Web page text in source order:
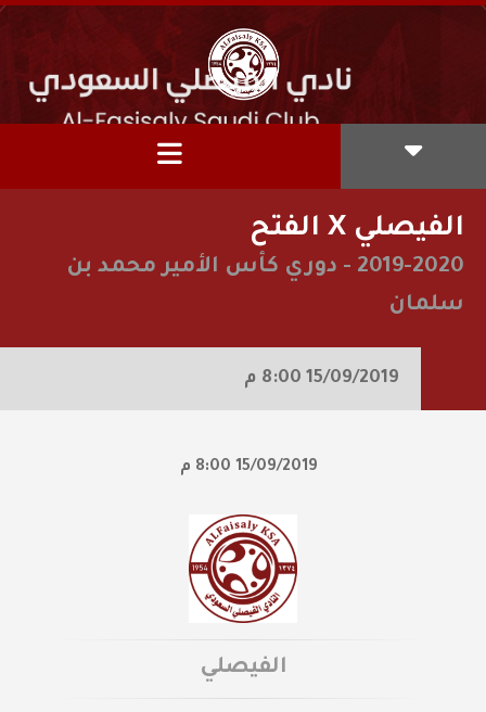
الفيصلي X الفتح
2019-2020
- دوري كأس الأمير محمد بن
سلمان
15/09/2019
15/09/2019
الفيصلي